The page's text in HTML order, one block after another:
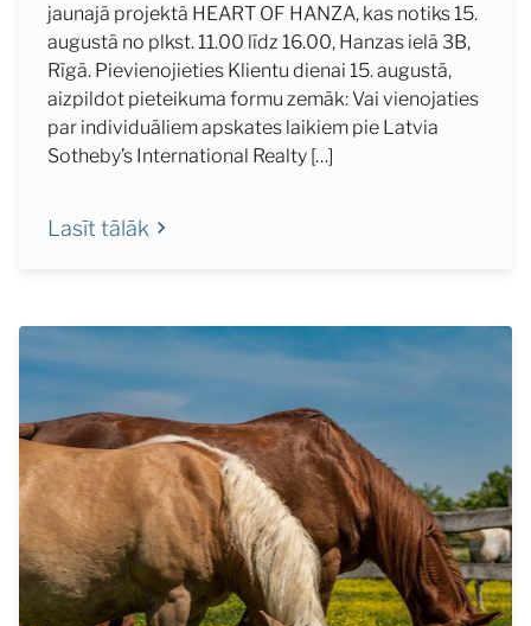
jaunajā projektā HEART OF HANZA, kas notiks 15.
augustā no plkst. 11.00 līdz 16.00, Hanzas ielā 3B,
Rīgā. Pievienojieties Klientu dienai 15. augustā,
aizpildot pieteikuma formu zemāk: Vai vienojaties
par individuāliem apskates laikiem pie Latvia
Sotheby’s International Realty […]
Lasīt tālāk